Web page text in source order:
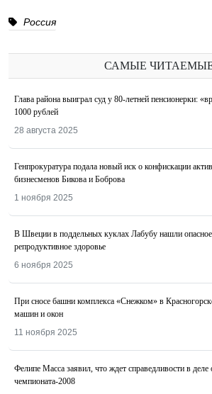
Россия
САМЫЕ
Глава района выиграл суд у 80-летней пенсионерки:
1000 рублей
28 августа 2025
Генпрокуратура подала новый иск о конфискации
бизнесменов Бикова и Боброва
1 ноября 2025
В Швеции в поддельных куклах Лабубу нашли
репродуктивное здоровье
6 ноября 2025
При сносе башни комплекса «Снежком» в
машин и окон
11 ноября 2025
Фелипе Масса заявил, что ждет справедливости в деле
чемпионата-2008